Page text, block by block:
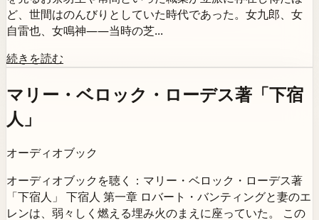
ど、世間はのんびりとしていた時代であった。女九郎、女
自雷也、女鳴神――当時の芝...
続きを読む
マリー・ベロック・ローデス著「下宿
人」
オーディオブック
オーディオブックを聴く：マリー・ベロック・ローデス著
「下宿人」 下宿人 第一章 ロバート・バンティングと妻のエ
レンは、弱々しく燃える埋み火のまえに座っていた。 この